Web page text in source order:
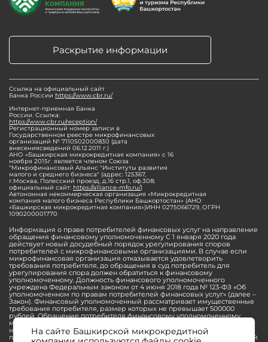
На сайте Башкирской микрокредитной
Раскрытие информации
Ссылка на официальный сайт
Банка России https://www.cbr.ru/
Интернет-приемная Банка
России. Ссылка:
https://www.cbr.ru/reception/
Регистрационный номер записи в
Государственном реестре микрофинансовых
организаций № 7110502000830 (дата
внесениясведений 06.12.2011 г.)
АНО «Башкирская микрокредитная компания» с 16
ноября 2015г. является членом Союза
"Микрофинансовый Альянс "Институты развития
малого и среднего бизнеса" (адрес: 125367,
г.Москва, Полесский проезд, д.16 стр.1, оф.308;
официальный сайт: https://alliance-mfo.ru/)
Автономная некоммерческая организация «Микрокредитная
компания малого бизнеса Республики Башкортостан» (АНО
«Башкирская микрокредитная компания»)ИНН 0275066729, ОГРН
1090200001770
Информация о праве потребителей финансовых услуг на направление
обращения финансовому уполномоченному С 1 января 2020 года
действует новый досудебный порядок урегулирования споров
потребителей с микрофинансовыми организациями. В случае если
микрофинансовая организация отказывается удовлетворить
требования потребителя, до обращения в суд потребитель для
урегулирования спора должен обратиться к финансовому
уполномоченному. Должность финансового уполномоченного
учреждена Федеральным законом от 4 июня 2018 года № 123-ФЗ «Об
уполномоченном по правам потребителей финансовых услуг» (далее –
Закон). Финансовый уполномоченный рассматривает имущественные
требования потребителя, размер которых не превышает 500000
рублей. Обращение потребителя финансовому уполномоченному
может быть направлено в электронной форме через личный кабинет
на официальном сайте финансового уполномоченного или в
письменной форме. Прием и рассмотрение обращений потребителей